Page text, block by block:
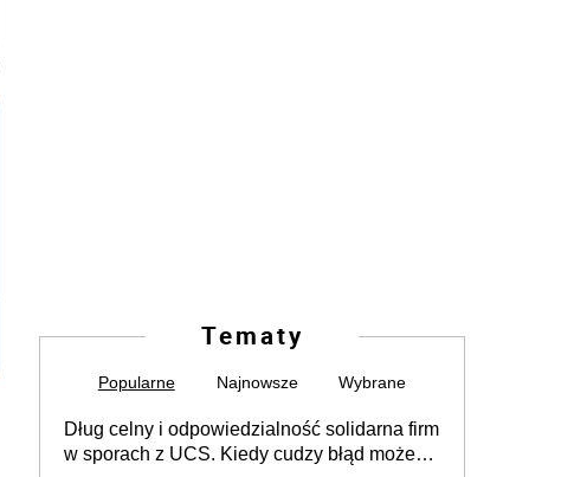
Tematy
Popularne Najnowsze Wybrane
Dług celny i odpowiedzialność solidarna firm
w sporach z UCS. Kiedy cudzy błąd może